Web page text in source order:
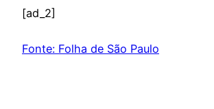
[ad_2]
Fonte: Folha de São Paulo